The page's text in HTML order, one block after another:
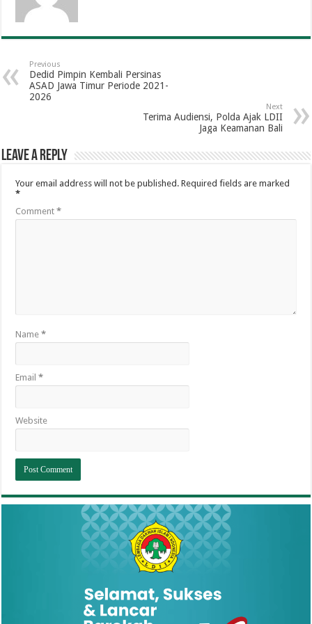
Previous
Dedid Pimpin Kembali Persinas
ASAD Jawa Timur Periode 2021-
2026
Next
Terima Audiensi, Polda Ajak LDII
Jaga Keamanan Bali
Leave a Reply
Your email address will not be published. Required fields are marked
*
Comment*
Name*
Email*
Website